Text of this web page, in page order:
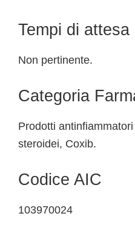
Tempi di attesa
Non pertinente.
Categoria
Prodotti
steroidei, Coxib.
Codice AIC
103970024